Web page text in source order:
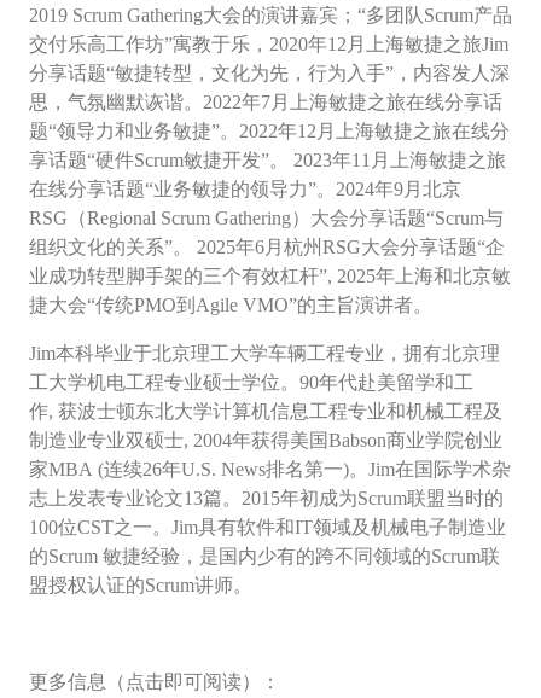
2019 Scrum Gathering大会的演讲嘉宾；“多团队Scrum产品
交付乐高工作坊”寓教于乐，2020年12月上海敏捷之旅Jim
分享话题“敏捷转型，文化为先，行为入手”，内容发人深
思，气氛幽默诙谐。2022年7月上海敏捷之旅在线分享话
题“领导力和业务敏捷”。 2022年12月上海敏捷之旅在线分
享话题“硬件Scrum敏捷开发”。
2023年11月上海敏捷之旅
在线分享话题“业务敏捷的领导力”。2024年9月北京
RSG（Regional Scrum Gathering）大会分享话题“Scrum与
组织文化的关系”。 2025年6月杭州RSG大会分享话题“企
业成功转型脚手架的三个有效杠杆”, 2025年上海和北京敏
捷大会“传统PMO到Agile VMO”的主旨演讲者。
Jim本科毕业于北京理工大学车辆工程专业，拥有北京理
工大学机电工程专业硕士学位。 90年代赴美留学和工
作, 获波士顿东北大学计算机信息工程专业和机械工程及
制造业专业双硕士, 2004年获得美国Babson商业学院创业
家MBA (连续26年U.S. News排名第一)。Jim在国际学术杂
志上发表专业论文13篇。2015年初成为Scrum联盟当时的
100位CST之一。Jim具有软件和IT领域及机械电子制造业
的Scrum 敏捷经验，是国内少有的跨不同领域的Scrum联
盟授权认证的Scrum讲师。
更多信息（点击即可阅读）：